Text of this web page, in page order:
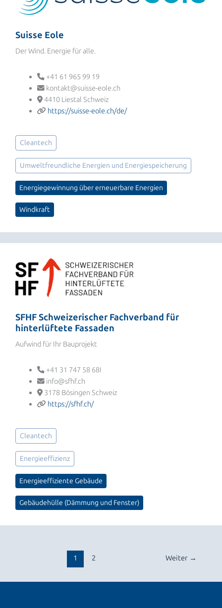
Suisse Eole
Der Wind. Energie für alle.
+41 61 965 99 19
kontakt@suisse-eole.ch
4410 Liestal Schweiz
https://suisse-eole.ch/de/
Cleantech
Umweltfreundliche Energien und Energiespeicherung
Energiegewinnung über erneuerbare Energien
Windkraft
SFHF Schweizerischer Fachverband für
hinterlüftete Fassaden
Aufwind für Ihr Bauprojekt
+41 31 747 58 68I
info@sfhf.ch
3178 Bösingen Schweiz
https://sfhf.ch/
Cleantech
Energieeffizienz
Energieeffiziente Gebäude
Gebäudehülle (Dämmung und Fenster)
1 2 Weiter →